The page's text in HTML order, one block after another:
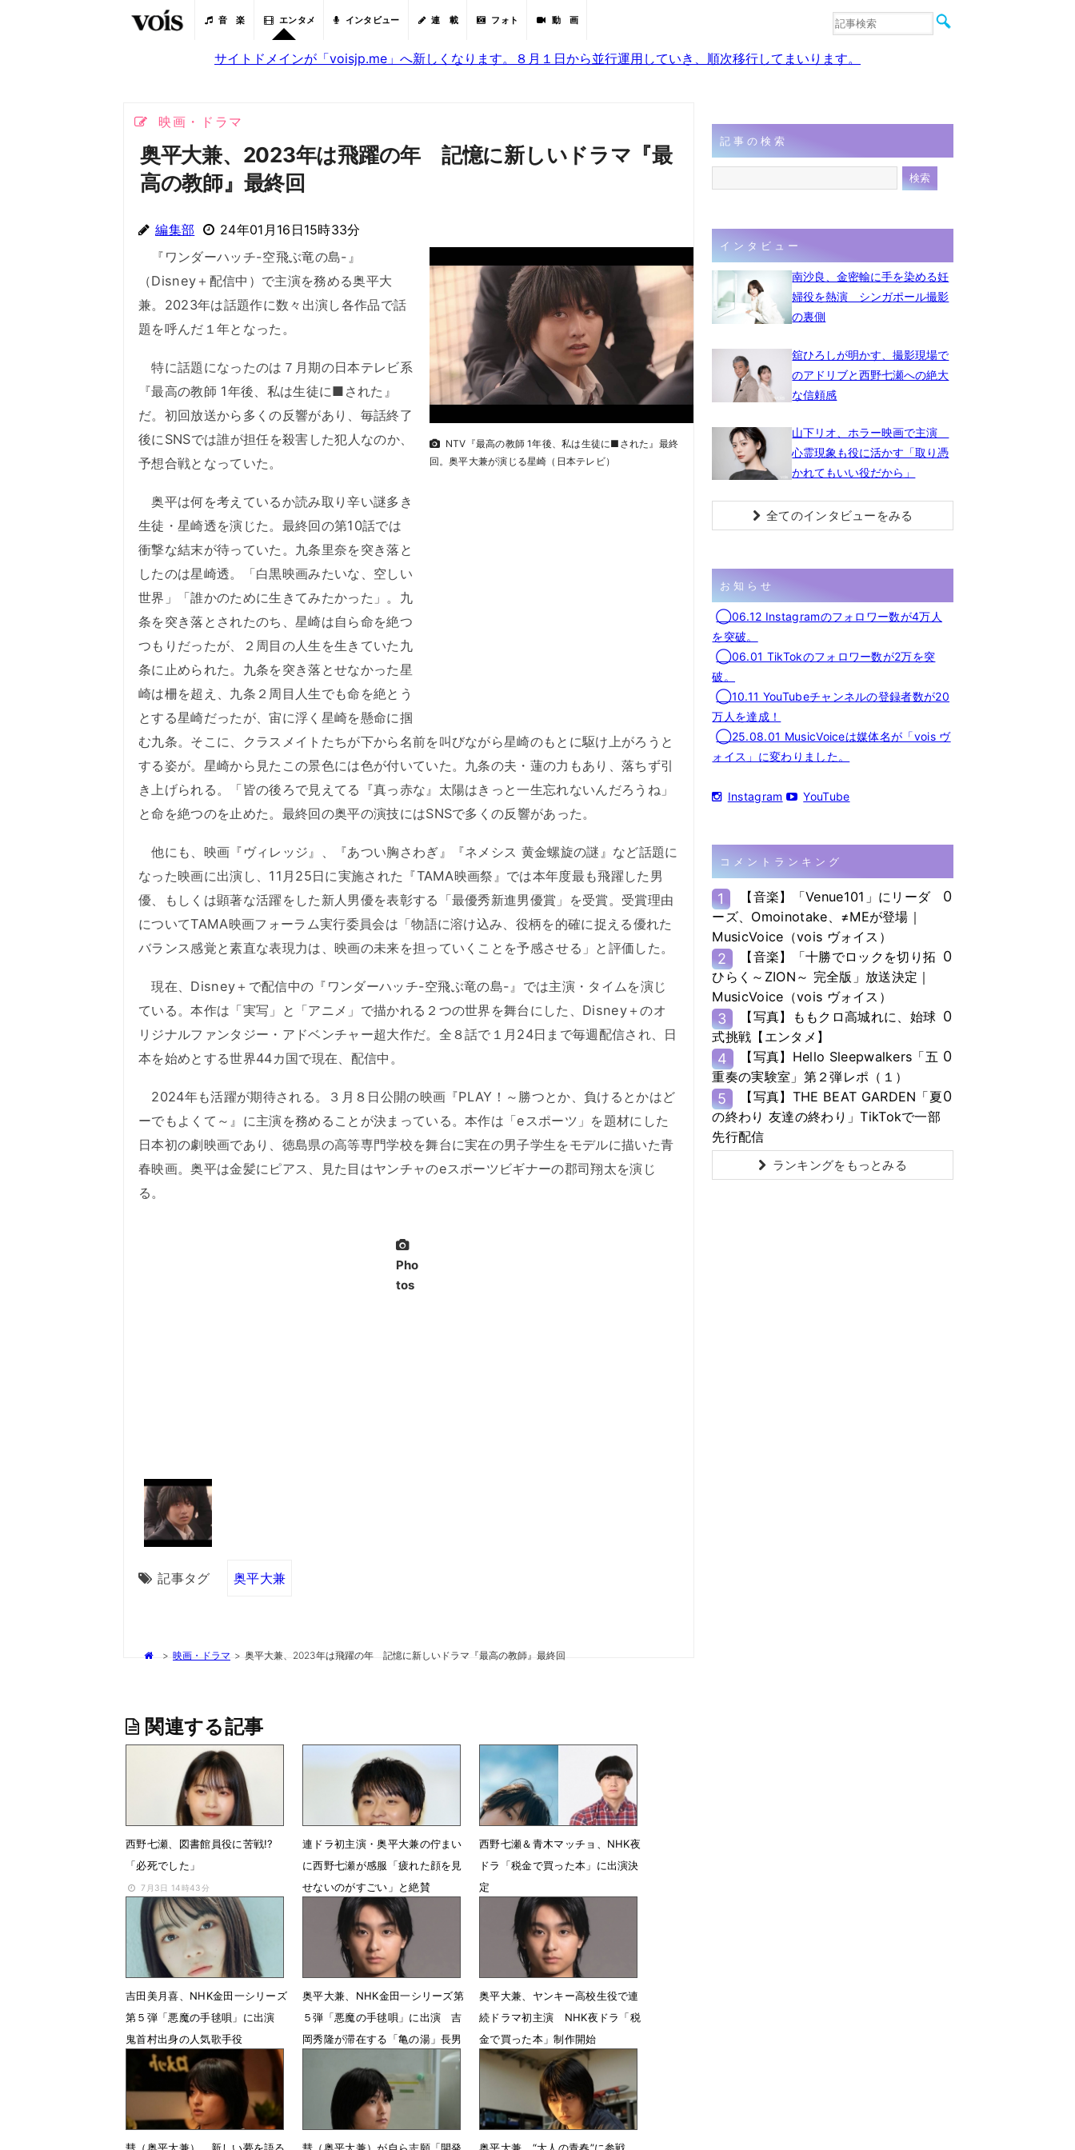
音 楽 エンタメ インタビュー 連 載 フォト 動 画
音楽
サイトドメインが「voisjp.me」へ新しくなります。８月１日から並行運用していき、順次移行してまいります。
映画・ドラマ
奥平大兼、2023年は飛躍の年 記憶に新しいドラマ『最
高の教師』最終回
編集部 24年01月16日15時33分
NTV『最高の教師 1年後、私は生徒に■された』最終
回。奥平大兼が演じる星崎（日本テレビ）
『ワンダーハッチ-空飛ぶ竜の島-』
（Disney＋配信中）で主演を務める奥平大
兼。2023年は話題作に数々出演し各作品で話
題を呼んだ１年となった。
特に話題になったのは７月期の日本テレビ系
『最高の教師 1年後、私は生徒に■された』
だ。初回放送から多くの反響があり、毎話終了
後にSNSでは誰が担任を殺害した犯人なのか、
予想合戦となっていた。
奥平は何を考えているか読み取り辛い謎多き
生徒・星崎透を演じた。最終回の第10話では
衝撃な結末が待っていた。九条里奈を突き落と
したのは星崎透。「白黒映画みたいな、空しい
世界」「誰かのために生きてみたかった」。九
条を突き落とされたのち、星崎は自ら命を絶つ
つもりだったが、２周目の人生を生きていた九
条に止められた。九条を突き落とせなかった星
崎は柵を超え、九条２周目人生でも命を絶とう
とする星崎だったが、宙に浮く星崎を懸命に掴
む九条。そこに、クラスメイトたちが下から名前を叫びながら星崎のもとに駆け上がろうと
する姿が。星崎から見たこの景色には色が付いていた。九条の夫・蓮の力もあり、落ちず引
き上げられる。「皆の後ろで見えてる『真っ赤な』太陽はきっと一生忘れないんだろうね」
と命を絶つのを止めた。最終回の奥平の演技にはSNSで多くの反響があった。
他にも、映画『ヴィレッジ』、『あつい胸さわぎ』『ネメシス 黄金螺旋の謎』など話題に
なった映画に出演し、11月25日に実施された『TAMA映画祭』では本年度最も飛躍した男
優、もしくは顕著な活躍をした新人男優を表彰する「最優秀新進男優賞」を受賞。受賞理由
についてTAMA映画フォーラム実行委員会は「物語に溶け込み、役柄を的確に捉える優れた
バランス感覚と素直な表現力は、映画の未来を担っていくことを予感させる」と評価した。
現在、Disney＋で配信中の『ワンダーハッチ-空飛ぶ竜の島-』では主演・タイムを演じ
ている。本作は「実写」と「アニメ」で描かれる２つの世界を舞台にした、Disney＋のオ
リジナルファンタジー・アドベンチャー超大作だ。全８話で１月24日まで毎週配信され、日
本を始めとする世界44カ国で現在、配信中。
2024年も活躍が期待される。３月８日公開の映画『PLAY！～勝つとか、負けるとかはど
ーでもよくて～』に主演を務めることが決まっている。本作は「eスポーツ」を題材にした
日本初の劇映画であり、徳島県の高等専門学校を舞台に実在の男子学生をモデルに描いた青
春映画。奥平は金髪にピアス、見た目はヤンチャのeスポーツビギナーの郡司翔太を演じ
る。
Pho
tos
記事タグ 奥平大兼
> 映画・ドラマ > 奥平大兼、2023年は飛躍の年 記憶に新しいドラマ『最高の教師』最終回
関連する記事
西野七瀬、図書館員役に苦戦!?
「必死でした」
7月3日 14時43分
連ドラ初主演・奥平大兼の佇まい
に西野七瀬が感服「疲れた顔を見
せないのがすごい」と絶賛
7月3日 14時18分
西野七瀬＆青木マッチョ、NHK夜
ドラ「税金で買った本」に出演決
定
6月25日 17時30分
吉田美月喜、NHK金田一シリーズ
第５弾「悪魔の手毬唄」に出演
鬼首村出身の人気歌手役
3月6日 18時00分
奥平大兼、NHK金田一シリーズ第
５弾「悪魔の手毬唄」に出演 吉
岡秀隆が滞在する「亀の湯」長男
3月6日 17時38分
奥平大兼、ヤンキー高校生役で連
続ドラマ初主演 NHK夜ドラ「税
金で買った本」制作開始
2月28日 12時00分
彗（奥平大兼）、新しい夢を語る 彗（奥平大兼）が自ら志願「開発 奥平大兼、“大人の青春”に参戦
記事の検索
インタビュー
南沙良、金密輸に手を染める妊
婦役を熱演 シンガポール撮影
の裏側
舘ひろしが明かす、撮影現場で
のアドリブと西野七瀬への絶大
な信頼感
山下リオ、ホラー映画で主演
心霊現象も役に活かす「取り憑
かれてもいい役だから」
全てのインタビューをみる
お知らせ
◯06.12 Instagramのフォロワー数が4万人
を突破。
◯06.01 TikTokのフォロワー数が2万を突
破。
◯10.11 YouTubeチャンネルの登録者数が20
万人を達成！
◯25.08.01 MusicVoiceは媒体名が「vois ヴ
ォイス」に変わりました。
Instagram YouTube
コメントランキング
1
【音楽】「Venue101」にリーダ
ーズ、Omoinotake、≠MEが登場｜
MusicVoice（vois ヴォイス）
0
2
【音楽】「十勝でロックを切り拓
ひらく～ZION～ 完全版」放送決定｜
MusicVoice（vois ヴォイス）
0
3
【写真】ももクロ高城れに、始球
式挑戦【エンタメ】
0
4
【写真】Hello Sleepwalkers「五
重奏の実験室」第２弾レポ（１）
0
5
【写真】THE BEAT GARDEN「夏
の終わり 友達の終わり」TikTokで一部
先行配信
0
ランキングをもっとみる